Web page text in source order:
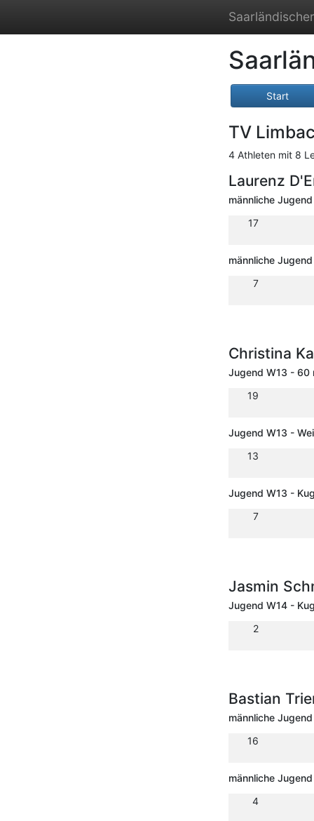
Start
TV
4 Athleten mit 8
Laurenz
männliche
17
männliche
7
Christina
Jugend W13 - 60
19
Jugend W13 -
13
Jugend W13 -
7
Jasmin
Jugend W14 -
2
Bastian
männliche
16
männliche
4